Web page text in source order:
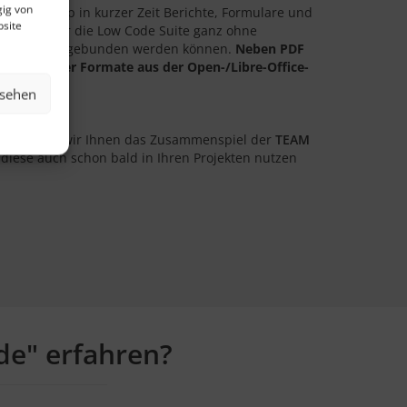
von
and Drop in kurzer Zeit Berichte, Formulare und
die über die Low Code Suite ganz ohne
eingebunden werden können. Neben PDF
Excel oder Formate aus der Open-/Libre-Office-
bringen wir Ihnen das Zusammenspiel der TEAM
auch schon bald in Ihren Projekten nutzen
erfahren?